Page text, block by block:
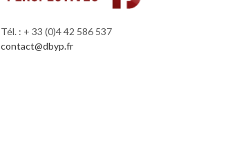
Tél. : + 33 (0)4 42 586 537
contact@dbyp.fr